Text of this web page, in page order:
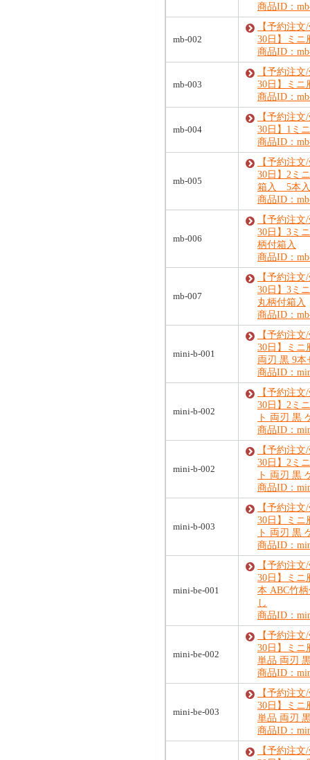
商品ID：
mb-002
【予約注
30日】ミニ
商品ID：
mb-003
【予約注
30日】ミニ
商品ID：
mb-004
【予約注
30日】1ミ
商品ID：
mb-005
【予約注
30日】2ミ
箱入 5本入
商品ID：
mb-006
【予約注
30日】3ミ
柄付箱入
商品ID：
mb-007
【予約注
30日】3ミ
丸柄付箱入
商品ID：
mini-b-001
【予約注
30日】ミニ
両刃 黒 9本
商品ID：
mini-b-002
【予約注
30日】2ミ
ト 両刃 黒
商品ID：
mini-b-002
【予約注
30日】2ミ
ト 両刃 黒
商品ID：
mini-b-003
【予約注
30日】ミニ
ト 両刃 黒
商品ID：
mini-be-001
【予約注
30日】ミニ
本 ABC竹
し
商品ID：
mini-be-002
【予約注
30日】ミニ
単品 両刃
商品ID：
mini-be-003
【予約注
30日】ミニ
単品 両刃
商品ID：
【予約注